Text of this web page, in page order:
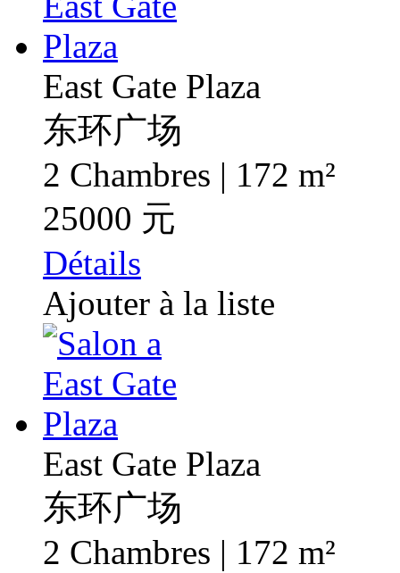
East Gate Plaza
东环广场
2 Chambres | 172 m²
25000 元
Détails
Ajouter à la liste
East Gate Plaza
东环广场
2 Chambres | 172 m²